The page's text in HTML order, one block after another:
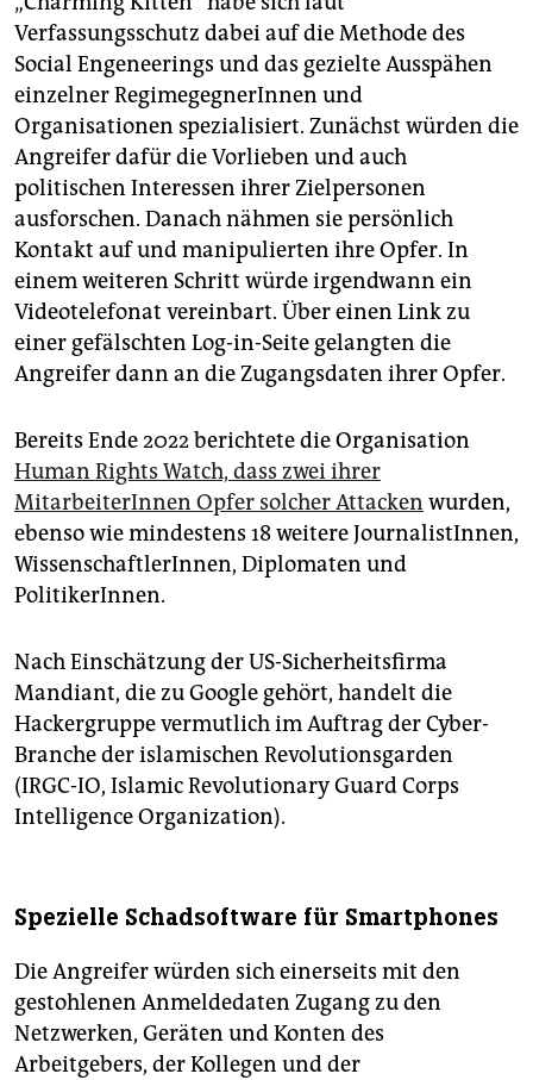
Verfassungsschutz dabei auf die Methode des
Social Engeneerings und das gezielte Ausspähen
einzelner RegimegegnerInnen und
Organisationen spezialisiert. Zunächst würden die
Angreifer dafür die Vorlieben und auch
politischen Interessen ihrer Zielpersonen
ausforschen. Danach nähmen sie persönlich
Kontakt auf und manipulierten ihre Opfer. In
einem weiteren Schritt würde irgendwann ein
Videotelefonat vereinbart. Über einen Link zu
einer gefälschten Log-in-Seite gelangten die
Angreifer dann an die Zugangsdaten ihrer Opfer.
Bereits Ende 2022 berichtete die Organisation
Human Rights Watch, dass zwei ihrer
MitarbeiterInnen Opfer solcher Attacken wurden,
ebenso wie mindestens 18 weitere JournalistInnen,
WissenschaftlerInnen, Diplomaten und
PolitikerInnen.
Nach Einschätzung der US-Sicherheitsfirma
Mandiant, die zu Google gehört, handelt die
Hackergruppe vermutlich im Auftrag der Cyber-
Branche der islamischen Revolutionsgarden
(IRGC-IO, Islamic Revolutionary Guard Corps
Intelligence Organization).
Spezielle Schadsoftware für Smartphones
Die Angreifer würden sich einerseits mit den
gestohlenen Anmeldedaten Zugang zu den
Netzwerken, Geräten und Konten des
Arbeitgebers, der Kollegen und der